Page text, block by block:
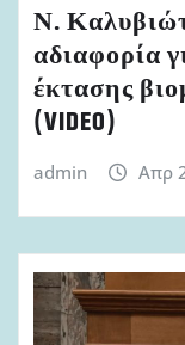
Ν.
αδιαφορία
έκτασης
(VIDEO)
admin Απρ